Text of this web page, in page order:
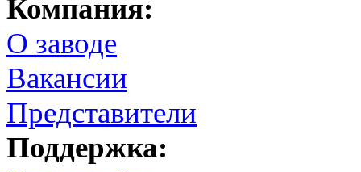
Компания:
О заводе
Вакансии
Представители
Поддержка: